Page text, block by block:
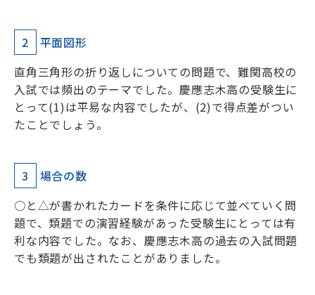
2
平面図形
直角三角形の折り返しについての問題で、難関高校の
入試では頻出のテーマでした。慶應志木高の受験生に
とって(1)は平易な内容でしたが、(2)で得点差がつい
たことでしょう。
3
場合の数
○と△が書かれたカードを条件に応じて並べていく問
題で、類題での演習経験があった受験生にとっては有
利な内容でした。なお、慶應志木高の過去の入試問題
でも類題が出されたことがありました。